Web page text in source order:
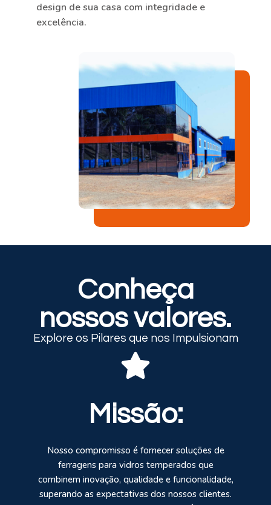
design de sua casa com integridade e
excelência.
Conheça
nossos valores.
Explore os Pilares que nos Impulsionam
Missão:
Nosso compromisso é fornecer soluções de
ferragens para vidros temperados que
combinem inovação, qualidade e funcionalidade,
superando as expectativas dos nossos clientes.